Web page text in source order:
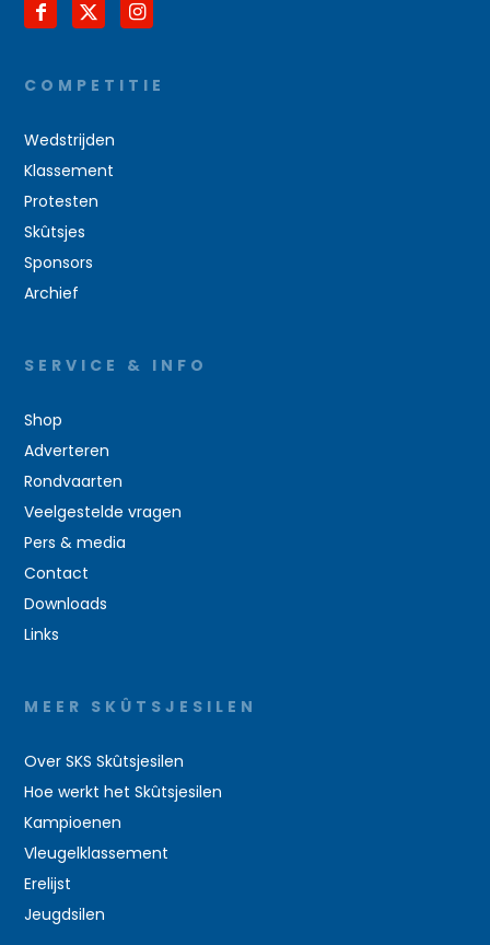
COMPETITIE
Wedstrijden
Klassement
Protesten
Skûtsjes
Sponsors
Archief
SERVICE & INFO
Shop
Adverteren
Rondvaarten
Veelgestelde vragen
Pers & media
Contact
Downloads
Links
MEER SKÛTSJESILEN
Over SKS Skûtsjesilen
Hoe werkt het Skûtsjesilen
Kampioenen
Vleugelklassement
Erelijst
Jeugdsilen